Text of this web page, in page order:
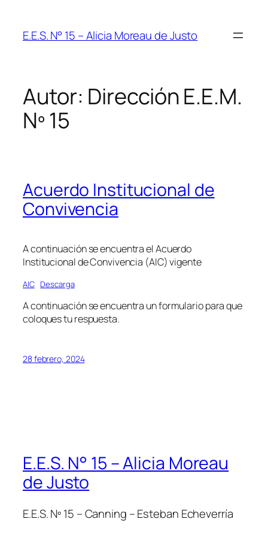
contenido
E.E.S. N° 15 – Alicia Moreau de Justo
Autor: Dirección E.E.M.
Nº 15
Acuerdo Institucional de
Convivencia
A continuación se encuentra el Acuerdo
Institucional de Convivencia (AIC) vigente
AIC Descarga
A continuación se encuentra un formulario para que
coloques tu respuesta.
28 febrero, 2024
E.E.S. N° 15 – Alicia Moreau
de Justo
E.E.S. Nº 15 – Canning – Esteban Echeverría